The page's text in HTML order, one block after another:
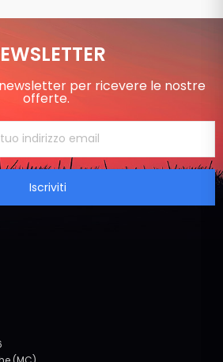
per ricevere le nostre
offerte.
Iscriviti